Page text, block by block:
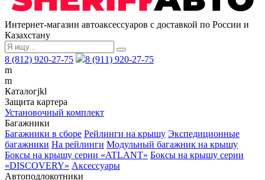
Интернет-магазин автоаксессуаров с доставкой по России и
Казахстану
8 (812) 920-27-75
8 (911) 920-27-75
m
m
Каталогjkl
Защита картера
Установочный комплект
Багажники
Багажники в сборе Рейлинги на крышу Экспедиционные
багажники На рейлинги Модульный багажник на крышу
Боксы на крышу серии «ATLANT» Боксы на крышу серии
«DISCOVERY» Аксессуары
Автоподлокотники